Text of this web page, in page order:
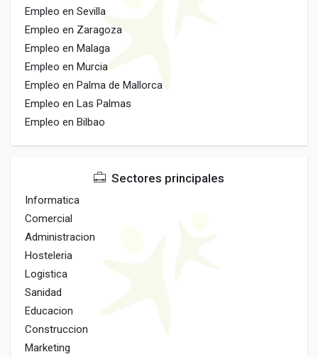
Empleo en Sevilla
Empleo en Zaragoza
Empleo en Malaga
Empleo en Murcia
Empleo en Palma de Mallorca
Empleo en Las Palmas
Empleo en Bilbao
Sectores principales
Informatica
Comercial
Administracion
Hosteleria
Logistica
Sanidad
Educacion
Construccion
Marketing